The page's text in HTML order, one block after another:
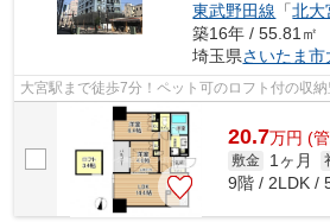
東武野田線 「北大
築16年 / 55.81㎡
埼玉県さいたま市
大宮駅まで徒歩7分！ペット可のロフト付の収納
20.7万円 (
敷金 1ヶ月
9階 / 2LDK /